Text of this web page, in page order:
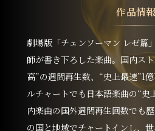
作品情報
劇場版「チェンソーマン レゼ篇
師が書き下ろした楽曲。国内ス
高”の週間再生数、“史上最速”1
ルチャートでも日本語楽曲の“史
内楽曲の国外週間再生回数でも
の国と地域でチャートインし、